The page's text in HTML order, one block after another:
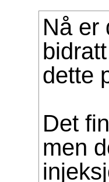
Nå er
dette
Det
men